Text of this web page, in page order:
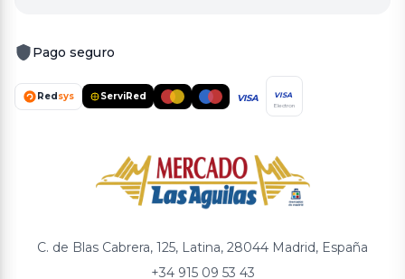
Pago seguro
Red sys ServiRed VISA VISA
Electron
C. de Blas Cabrera, 125, Latina, 28044 Madrid, España
+34 915 09 53 43